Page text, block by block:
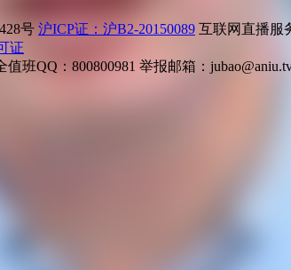
号 沪ICP证：沪B2-20150089 互联网直播服
证
值班QQ：800800981 举报邮箱：